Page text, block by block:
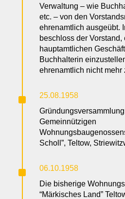
Verwaltung – wie
etc. – von den
ehrenamtlich ausgeübt.
beschloss der Vorstand,
hauptamtlichen
Buchhalterin
ehrenamtlich nicht mehr
^
25.08.1958
Gemeinnützigen
Scholl”, Teltow,
^
06.10.1958
Die bisherige
“Märkisches Land”